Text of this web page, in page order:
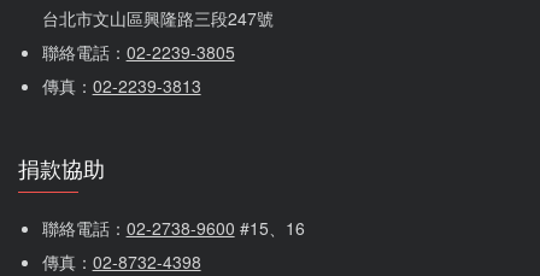
台北市文山區興隆路三段247號
聯絡電話： 02-2239-3805
傳真： 02-2239-3813
捐款協助
聯絡電話： 02-2738-9600 #15、16
傳真： 02-8732-4398